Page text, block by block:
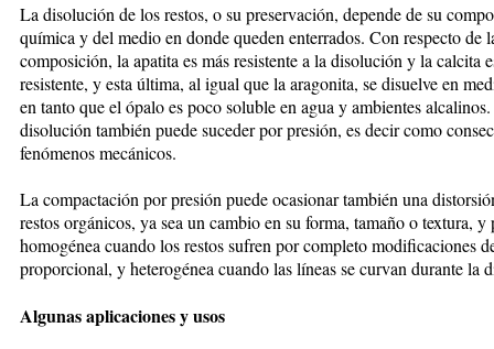
La disolución de los restos, o su preservación, depende de su
química y del medio en donde queden enterrados. Con respecto de
composición, la apatita es más resistente a la disolución y la calcita
resistente, y esta última, al igual que la aragonita, se disuelve en
en tanto que el ópalo es poco soluble en agua y ambientes
disolución también puede suceder por presión, es decir como
fenómenos mecánicos.
La compactación por presión puede ocasionar también una
restos orgánicos, ya sea un cambio en su forma, tamaño o textura, y
homogénea cuando los restos sufren por completo modificaciones
proporcional, y heterogénea cuando las líneas se curvan durante la
Algunas aplicaciones y usos